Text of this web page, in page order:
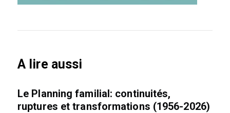
A lire aussi
Le Planning familial: continuités,
ruptures et transformations (1956-2026)